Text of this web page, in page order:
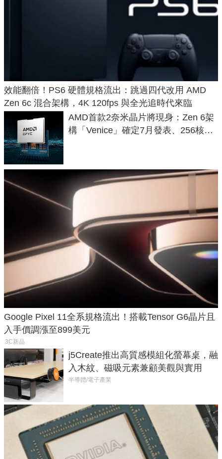
效能翻倍！PS6 硬體規格流出：跳過四代改用 AMD
Zen 6c 混合架構，4K 120fps 與全光追時代來臨
AMD首款2奈米晶片將現身：Zen 6架
構「Venice」確定7月發表、256核心
Google Pixel 11全系規格流出！搭載Tensor G6晶片且
入手價調漲至899美元
3C新品
j5Create推出高質感模組化螢幕桌，融
入木紋、磁吸元素兼顧美觀與實用
半導體/電子產業